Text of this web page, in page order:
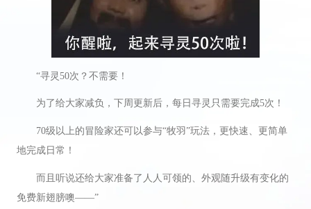
“寻灵50次？不需要！
为了给大家减负，下周更新后，每日寻灵只需要完成5次！
70级以上的冒险家还可以参与“牧羽”玩法，更快速、更简单
地完成日常！
而且听说还给大家准备了人人可领的、外观随升级有变化的
免费新翅膀噢——”